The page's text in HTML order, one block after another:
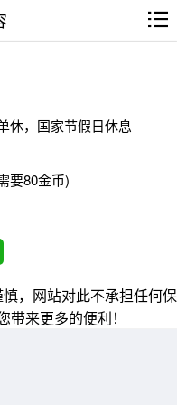
休，国家节假日休息
要80金币)
，网站对此不承担任何保
来更多的便利！